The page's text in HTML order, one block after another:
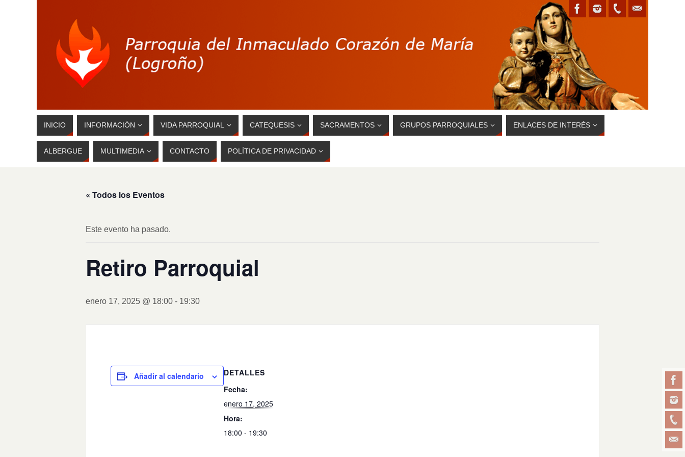
INICIO INFORMACIÓN VIDA PARROQUIAL CATEQUESIS SACRAMENTOS GRUPOS PARROQUIALES ENLACES DE INTERÉS
ALBERGUE MULTIMEDIA CONTACTO POLÍTICA DE PRIVACIDAD
« Todos los Eventos
Este evento ha pasado.
Retiro Parroquial
enero 17, 2025 @ 18:00 - 19:30
Añadir al calendario
DETALLES
Fecha:
enero 17, 2025
Hora:
18:00 - 19:30